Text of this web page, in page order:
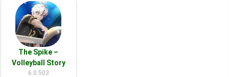
The Spike –
Volleyball Story
6.0.503